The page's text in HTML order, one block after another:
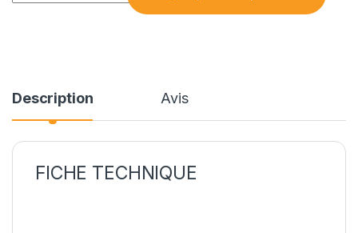
Description Avis
FICHE TECHNIQUE